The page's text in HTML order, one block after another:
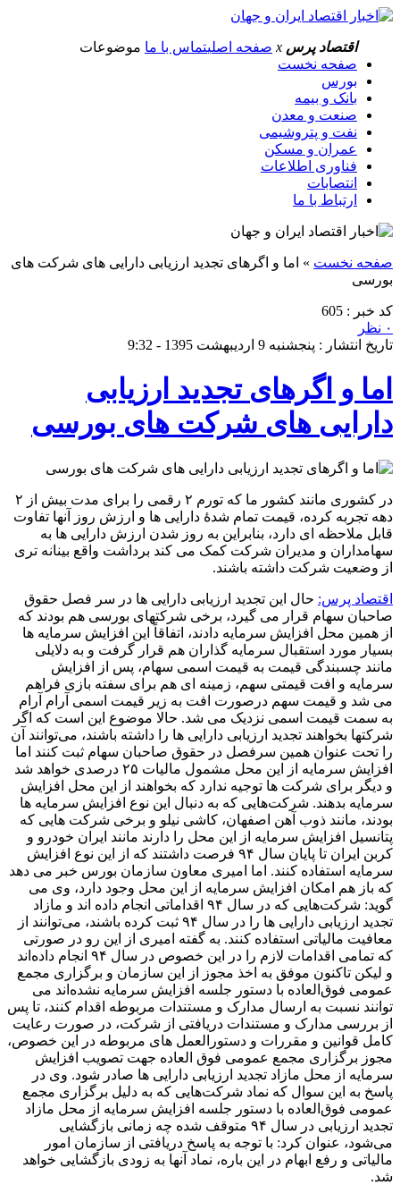
اقتصاد پرس x صفحه اصلیتماس با ما موضوعات
صفحه نخست
بورس
بانک و بیمه
صنعت و معدن
نفت و پتروشیمی
عمران و مسکن
فناوری اطلاعات
انتصابات
ارتباط با ما
صفحه نخست » اما و اگرهای تجدید ارزیابی دارایی های شرکت های
بورسی
کد خبر : 605
۰ نظر
تاریخ انتشار : پنجشنبه 9 اردیبهشت 1395 - 9:32
اما و اگرهای تجدید ارزیابی
دارایی های شرکت های بورسی
در کشوری مانند کشور ما که تورم ۲ رقمی را برای مدت بیش از ۲
دهه تجربه کرده، قیمت تمام شدۀ دارایی ها و ارزش روز آنها تفاوت
قابل ملاحظه ای دارد، بنابراین به روز شدن ارزش دارایی ها به
سهامداران و مدیران شرکت کمک می کند برداشت واقع بینانه تری
از وضعیت شرکت داشته باشند.
اقتصاد پرس: حال این تجدید ارزیابی دارایی ها در سر فصل حقوق
صاحبان سهام قرار می گیرد، برخی شرکتهای بورسی هم بودند که
از همین محل افزایش سرمایه دادند، اتفاقاً این افزایش سرمایه ها
بسیار مورد استقبال سرمایه گذاران هم قرار گرفت و به دلایلی
مانند چسبندگی قیمت به قیمت اسمی سهام، پس از افزایش
سرمایه و افت قیمتی سهم، زمینه ای هم برای سفته بازی فراهم
می شد و قیمت سهم درصورت افت به زیر قیمت اسمی آرام آرام
به سمت قیمت اسمی نزدیک می شد. حالا موضوع این است که اگر
شرکتها بخواهند تجدید ارزیابی دارایی ها را داشته باشند، می‌توانند آن
را تحت عنوان همین سرفصل در حقوق صاحبان سهام ثبت کنند اما
افزایش سرمایه از این محل مشمول مالیات ۲۵ درصدی خواهد شد
و دیگر برای شرکت ها توجیه ندارد که بخواهند از این محل افزایش
سرمایه بدهند. شرکت‌هایی که به دنبال این نوع افزایش سرمایه ها
بودند، مانند ذوب آهن اصفهان، کاشی نیلو و برخی شرکت هایی که
پتانسیل افزایش سرمایه از این محل را دارند مانند ایران خودرو و
کربن ایران تا پایان سال ۹۴ فرصت داشتند که از این نوع افزایش
سرمایه استفاده کنند. اما امیری معاون سازمان بورس خبر می دهد
که باز هم امکان افزایش سرمایه از این محل وجود دارد، وی می
گوید: شرکت‌هایی که در سال ۹۴ اقداماتی انجام داده اند و مازاد
تجدید ارزیابی دارایی ها را در سال ۹۴ ثبت کرده باشند، می‌توانند از
معافیت مالیاتی استفاده کنند. به گفته امیری از این رو در صورتی
که تمامی اقدامات لازم را در این خصوص در سال ۹۴ انجام داده‌اند
و لیکن تاکنون موفق به اخذ مجوز از این سازمان و برگزاری مجمع
عمومی فوق‌العاده با دستور جلسه افزایش سرمایه نشده‌اند می‌
توانند نسبت به ارسال مدارک و مستندات مربوطه اقدام کنند، تا پس
از بررسی مدارک و مستندات دریافتی از شرکت، در صورت رعایت
کامل قوانین و مقررات و دستورالعمل های مربوطه در این خصوص،
مجوز برگزاری مجمع عمومی فوق العاده جهت تصویب افزایش
سرمایه از محل مازاد تجدید ارزیابی دارایی ها صادر شود. وی در
پاسخ به این سوال که نماد شرکت‌هایی که به دلیل برگزاری مجمع
عمومی فوق‌العاده با دستور جلسه افزایش سرمایه از محل مازاد
تجدید ارزیابی در سال ۹۴ متوقف شده چه زمانی بازگشایی
می‌شود، عنوان کرد: با توجه به پاسخ دریافتی از سازمان امور
مالیاتی و رفع ابهام در این باره، نماد آنها به زودی بازگشایی خواهد
شد.